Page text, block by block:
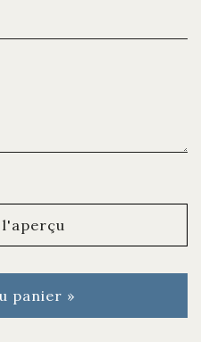
panier »